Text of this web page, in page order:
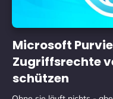
Microsoft
Zugriffsrechte
schützen